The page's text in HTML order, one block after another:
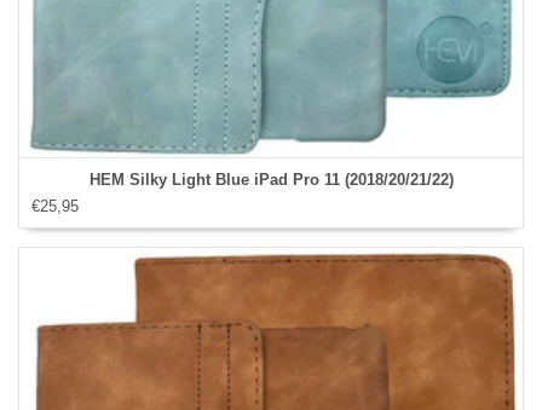
HEM Silky Light Blue iPad Pro 11 (2018/20/21/22)
€25,95